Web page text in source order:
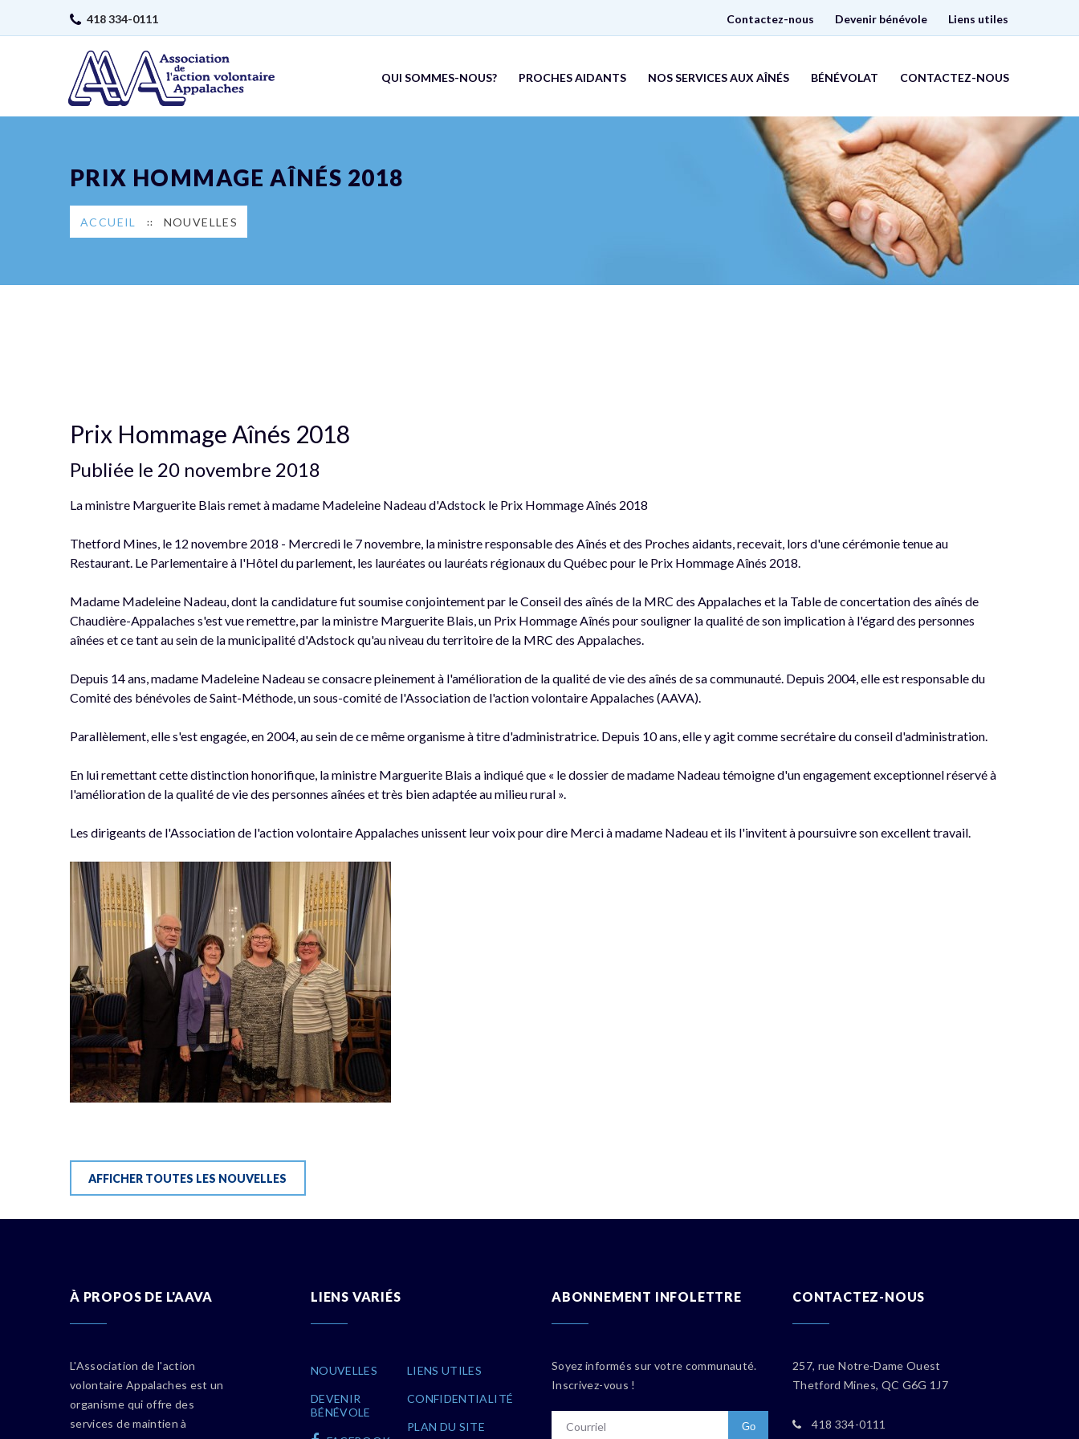
418 334-0111 Contactez-nous Devenir bénévole Liens utiles
QUI SOMMES-NOUS? PROCHES AIDANTS NOS SERVICES AUX AÎNÉS BÉNÉVOLAT CONTACTEZ-NOUS
PRIX HOMMAGE AÎNÉS 2018
ACCUEIL NOUVELLES
Prix Hommage Aînés 2018
Publiée le 20 novembre 2018
La ministre Marguerite Blais remet à madame Madeleine Nadeau d'Adstock le Prix Hommage Aînés 2018
Thetford Mines, le 12 novembre 2018 - Mercredi le 7 novembre, la ministre responsable des Aînés et des Proches aidants, recevait, lors d'une cérémonie tenue au
Restaurant. Le Parlementaire à l'Hôtel du parlement, les lauréates ou lauréats régionaux du Québec pour le Prix Hommage Aînés 2018.
Madame Madeleine Nadeau, dont la candidature fut soumise conjointement par le Conseil des aînés de la MRC des Appalaches et la Table de concertation des aînés de
Chaudière-Appalaches s'est vue remettre, par la ministre Marguerite Blais, un Prix Hommage Aînés pour souligner la qualité de son implication à l'égard des personnes
aînées et ce tant au sein de la municipalité d'Adstock qu'au niveau du territoire de la MRC des Appalaches.
Depuis 14 ans, madame Madeleine Nadeau se consacre pleinement à l'amélioration de la qualité de vie des aînés de sa communauté. Depuis 2004, elle est responsable du
Comité des bénévoles de Saint-Méthode, un sous-comité de l'Association de l'action volontaire Appalaches (AAVA).
Parallèlement, elle s'est engagée, en 2004, au sein de ce même organisme à titre d'administratrice. Depuis 10 ans, elle y agit comme secrétaire du conseil d'administration.
En lui remettant cette distinction honorifique, la ministre Marguerite Blais a indiqué que « le dossier de madame Nadeau témoigne d'un engagement exceptionnel réservé à
l'amélioration de la qualité de vie des personnes aînées et très bien adaptée au milieu rural ».
Les dirigeants de l'Association de l'action volontaire Appalaches unissent leur voix pour dire Merci à madame Nadeau et ils l'invitent à poursuivre son excellent travail.
AFFICHER TOUTES LES NOUVELLES
À PROPOS DE L'AAVA
L'Association de l'action
volontaire Appalaches est un
organisme qui offre des
services de maintien à
LIENS VARIÉS
NOUVELLES
DEVENIR
BÉNÉVOLE
LIENS UTILES
CONFIDENTIALITÉ
PLAN DU SITE
ABONNEMENT INFOLETTRE
Soyez informés sur votre communauté.
Inscrivez-vous !
CONTACTEZ-NOUS
257, rue Notre-Dame Ouest
Thetford Mines, QC G6G 1J7
418 334-0111